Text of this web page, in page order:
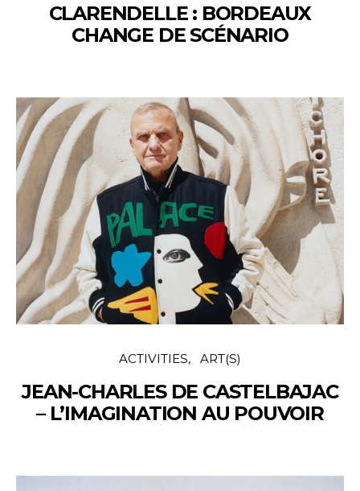
CLARENDELLE : BORDEAUX
CHANGE DE SCÉNARIO
ACTIVITIES ART(S)
JEAN-CHARLES DE CASTELBAJAC
– L’IMAGINATION AU POUVOIR